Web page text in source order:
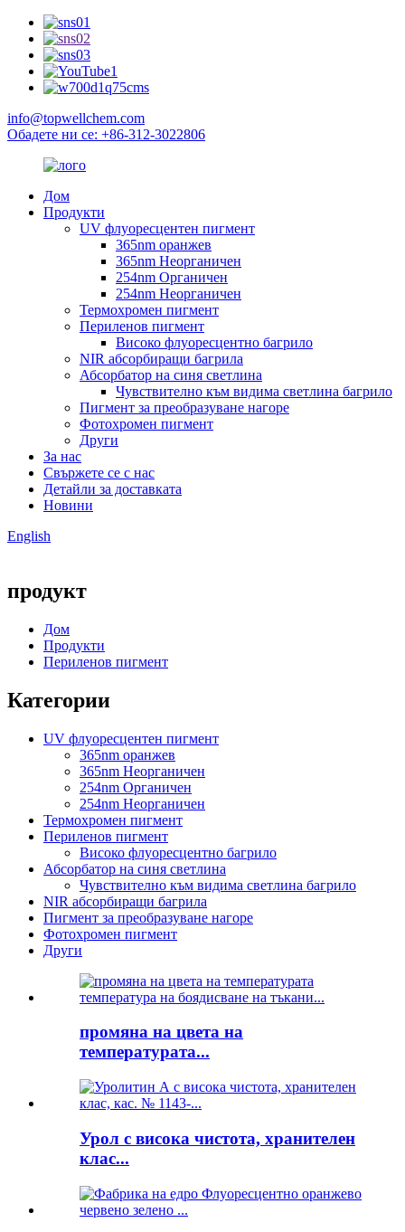
info@topwellchem.com
Обадете ни се: +86-312-3022806
Дом
Продукти
UV флуоресцентен пигмент
365nm оранжев
365nm Неорганичен
254nm Органичен
254nm Неорганичен
Термохромен пигмент
Периленов пигмент
Високо флуоресцентно багрило
NIR абсорбиращи багрила
Абсорбатор на синя светлина
Чувствително към видима светлина багрило
Пигмент за преобразуване нагоре
Фотохромен пигмент
Други
За нас
Свържете се с нас
Детайли за доставката
Новини
English
продукт
Дом
Продукти
Периленов пигмент
Категории
UV флуоресцентен пигмент
365nm оранжев
365nm Неорганичен
254nm Органичен
254nm Неорганичен
Термохромен пигмент
Периленов пигмент
Високо флуоресцентно багрило
Абсорбатор на синя светлина
Чувствително към видима светлина багрило
NIR абсорбиращи багрила
Пигмент за преобразуване нагоре
Фотохромен пигмент
Други
промяна на цвета на
температурата...
Урол с висока чистота, хранителен
клас...